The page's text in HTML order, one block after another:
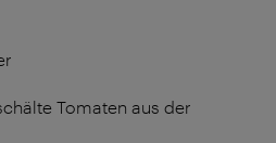
Tomaten aus der